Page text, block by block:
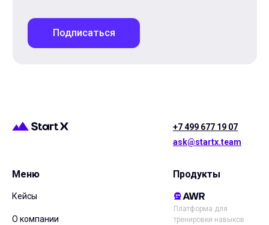
Продукты
+7 499 677 19 07
ask@startx.team
Меню
О компании
Кейсы
Платформа для
тренировки навыков